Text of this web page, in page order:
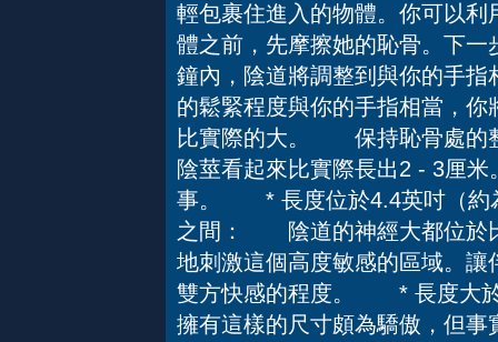
輕包裹住進入的物體。你可以
體之前，先摩擦她的恥骨。下
鐘內，陰道將調整到與你的手
的鬆緊程度與你的手指相當，
比實際的大。 保持恥骨處的
陰莖看起來比實際長出2 - 3厘
事。 * 長度位於4.4英吋（約
之間： 陰道的神經大都位於
地刺激這個高度敏感的區域。
雙方快感的程度。 * 長度大
擁有這樣的尺寸頗為驕傲，但